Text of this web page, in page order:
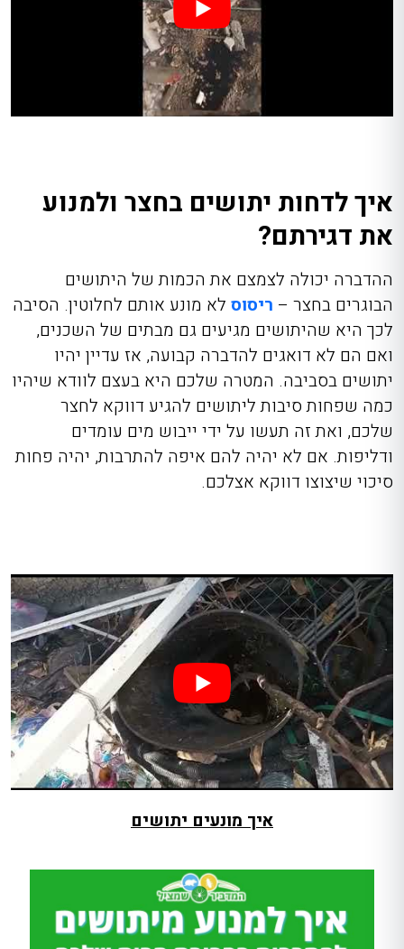
איך לדחות יתושים בחצר ולמנוע
את דגירתם?
ההדברה יכולה לצמצם את הכמות של היתושים
הבוגרים בחצר – ריסוס לא מונע אותם לחלוטין. הסיבה
לכך היא שהיתושים מגיעים גם מבתים של השכנים,
ואם הם לא דואגים להדברה קבועה, אז עדיין יהיו
יתושים בסביבה. המטרה שלכם היא בעצם לוודא שיהיו
כמה שפחות סיבות ליתושים להגיע דווקא לחצר
שלכם, ואת זה תעשו על ידי ייבוש מים עומדים
ודליפות. אם לא יהיה להם איפה להתרבות, יהיה פחות
סיכוי שיצוצו דווקא אצלכם.
איך מונעים יתושים